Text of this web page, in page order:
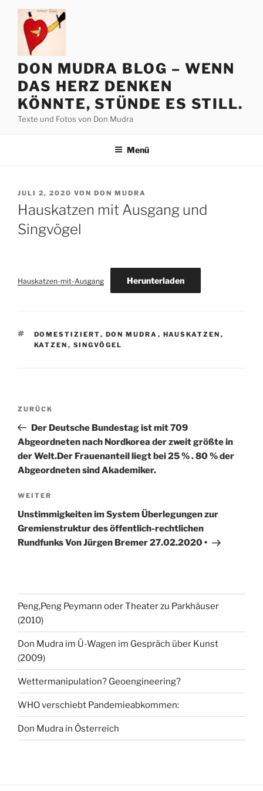
Zum
springen
DON MUDRA BLOG – WENN
DAS HERZ DENKEN
KÖNNTE, STÜNDE ES STILL.
Texte und Fotos von Don Mudra
Menü
VERÖFFENTLICHT
AM
JULI 2, 2020 VON DON MUDRA
Hauskatzen mit Ausgang und
Singvögel
Hauskatzen-mit-Ausgang Herunterladen
SCHLAGWÖRTER
DOMESTIZIERT, DON MUDRA , HAUSKATZEN ,
KATZEN , SINGVÖGEL
Beitragsnavigation
Vorheriger
Beitrag
ZURÜCK
Der Deutsche Bundestag ist mit 709
Abgeordneten nach Nordkorea der zweit größte in
der Welt.Der Frauenanteil liegt bei 25 % . 80 % der
Abgeordneten sind Akademiker.
Nächster
Beitrag
WEITER
Unstimmigkeiten im System Überlegungen zur
Gremienstruktur des öffentlich-rechtlichen
Rundfunks Von Jürgen Bremer 27.02.2020 •
Peng,Peng Peymann oder Theater zu Parkhäuser
(2010)
Don Mudra im Ü-Wagen im Gespräch über Kunst
(2009)
Wettermanipulation? Geoengineering?
WHO verschiebt Pandemieabkommen:
Don Mudra in Österreich